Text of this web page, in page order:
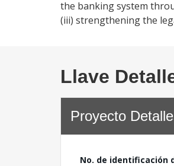
the banking system
(iii) strengthening the
Llave
Proyecto
No. de identificación